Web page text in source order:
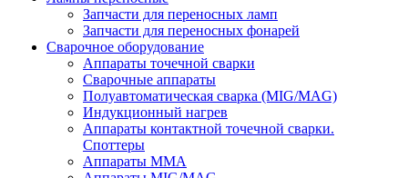
Запчасти для переносных ламп
Запчасти для переносных фонарей
Сварочное оборудование
Аппараты точечной сварки
Сварочные аппараты
Полуавтоматическая сварка (MIG/MAG)
Индукционный нагрев
Аппараты контактной точечной сварки.
Споттеры
Аппараты MMA